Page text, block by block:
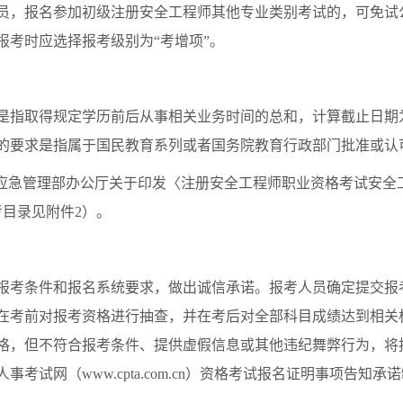
名参加初级注册安全工程师其他专业类别考试的，可免试
时应选择报考级别为“考增项”。
得规定学历前后从事相关业务时间的总和，计算截止日期
求是指属于国民教育系列或者国务院教育行政部门批准或认
理部办公厅关于印发〈注册安全工程师职业资格考试安全
录见附件2）。
件和报名系统要求，做出诚信承诺。报考人员确定提交报
前对报考资格进行抽查，并在考后对全部科目成绩达到相
但不符合报考条件、提供虚假信息或其他违纪舞弊行为，
考试网（www.cpta.com.cn）资格考试报名证明事项告知承